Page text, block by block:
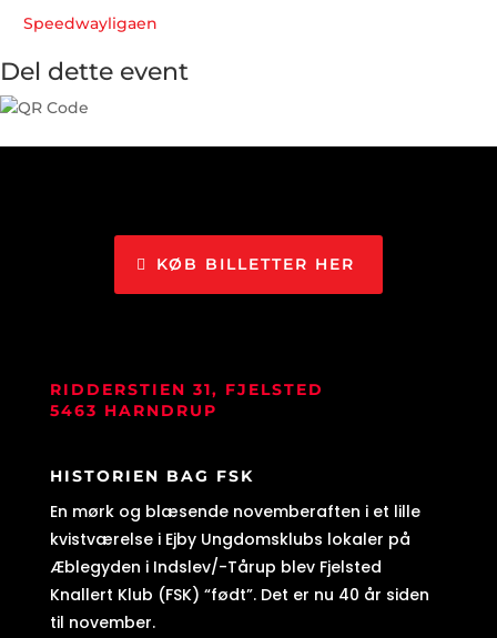
Speedwayligaen
Del dette event
KØB BILLETTER HER
RIDDERSTIEN 31, FJELSTED
5463 HARNDRUP
HISTORIEN BAG FSK
En mørk og blæsende novemberaften i et lille
kvistværelse i Ejby Ungdomsklubs lokaler på
Æblegyden i Indslev/-Tårup blev Fjelsted
Knallert Klub (FSK) “født”. Det er nu 40 år siden
til november.